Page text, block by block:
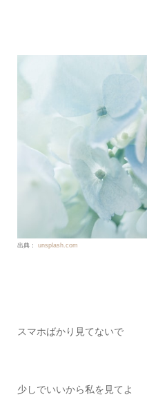
出典： unsplash.com
スマホばかり見てないで
少しでいいから私を見てよ